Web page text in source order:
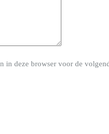
in deze browser voor de